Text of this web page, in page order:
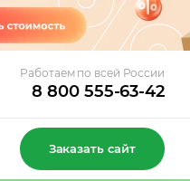
Работаем по всей России
8 800 555-63-42
Заказать сайт